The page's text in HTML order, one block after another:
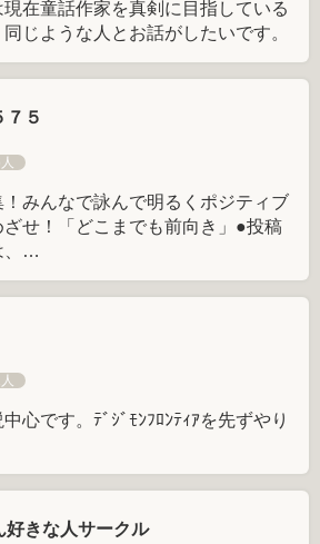
在童話作家を真剣に目指している
じような人とお話がしたいです。
７５
みんなで詠んで明るくポジティブ
せ！「どこまでも前向き」●投稿
、…
心です。ﾃﾞｼﾞﾓﾝﾌﾛﾝﾃｨｱを先ずやり
好きな人サークル